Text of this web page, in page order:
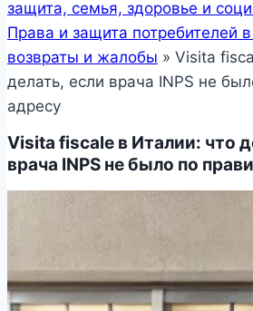
защита, семья, здоровье и
Права и защита потребителей
возвраты и жалобы » Visita
делать, если врача INPS не
адресу
Visita fiscale в Италии: что
врача INPS не было по